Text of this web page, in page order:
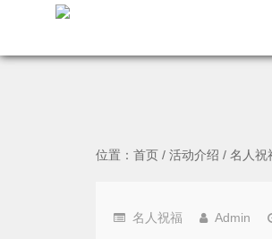
位置： 首页 / 活动介绍 / 名人祝
名人祝福 Admin